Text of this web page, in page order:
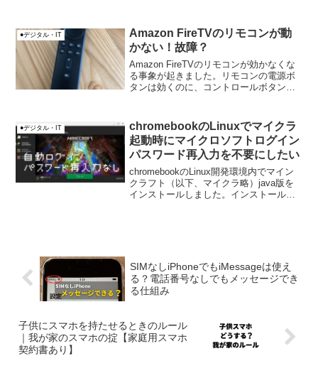
で、悩まず利用した方が良いです。
●デジタル・IT
Amazon FireTVのリモコンが動
かない！故障？
Amazon FireTVのリモコンが効かなくな
る事象が起きました。リモコンの電源ボ
タンは効くのに、コントロールボタンは
けが動かなくなってしまった場合、
Amazo...
●デジタル・IT
chromebookのLinuxでマイクラ
起動時にマイクロソフトログイン
パスワード再入力を不要にしたい
chromebookのLinux開発環境内でマイン
クラフト（以下、マイクラ略）java版を
インストールしました。インストールは
SIMなしiPhoneでもiMessageは使え
る？電話番号なしでもメッセージでき
る仕組み
子供にスマホを持たせるときのルール
｜我が家のスマホの掟【家庭用スマホ
契約書あり】